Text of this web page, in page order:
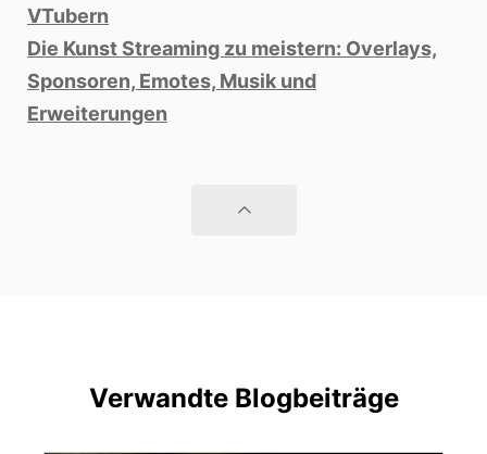
VTubern
Die Kunst Streaming zu meistern: Overlays,
Sponsoren, Emotes, Musik und
Erweiterungen
Verwandte Blogbeiträge